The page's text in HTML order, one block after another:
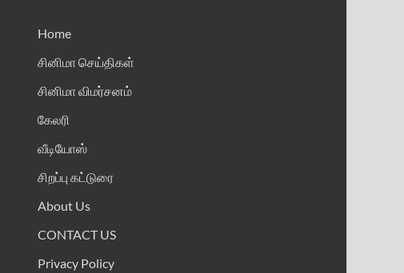
Home
சினிமா செய்திகள்
சினிமா விமர்சனம்
கேலரி
வீடியோஸ்
சிறப்பு கட்டுரை
About Us
CONTACT US
Privacy Policy